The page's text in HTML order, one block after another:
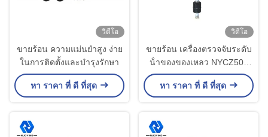
วิดีโอ
ขายร้อน ความแม่นยําสูง ง่าย
ในการติดตั้งและบํารุงรักษา
หา ราคา ที่ ดี ที่สุด
วิดีโอ
ขายร้อน เครื่องตรวจจับระดับ
น้ําของของเหลว NYCZ500
เครื่องส่งระดับของแม่เหล็ก
หา ราคา ที่ ดี ที่สุด